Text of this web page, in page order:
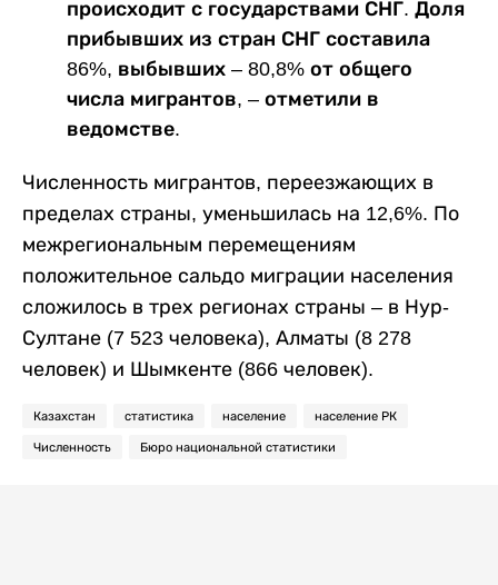
происходит с государствами СНГ. Доля
прибывших из стран СНГ составила
86%, выбывших ‒ 80,8% от общего
числа мигрантов, ‒ отметили в
ведомстве.
Численность мигрантов, переезжающих в
пределах страны, уменьшилась на 12,6%. По
межрегиональным перемещениям
положительное сальдо миграции населения
сложилось в трех регионах страны ‒ в Нур-
Султане (7 523 человека), Алматы (8 278
человек) и Шымкенте (866 человек).
Казахстан статистика население население РК
Численность Бюро национальной статистики